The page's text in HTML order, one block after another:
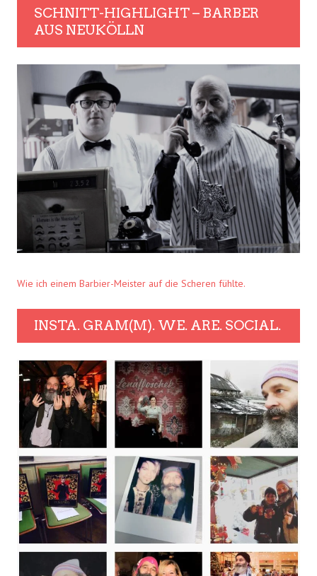
SCHNITT-HIGHLIGHT – BARBER
AUS NEUKÖLLN
Wie ich einem Barbier-Meister auf die Scheren fühlte.
INSTA. GRAM(M). WE. ARE. SOCIAL.